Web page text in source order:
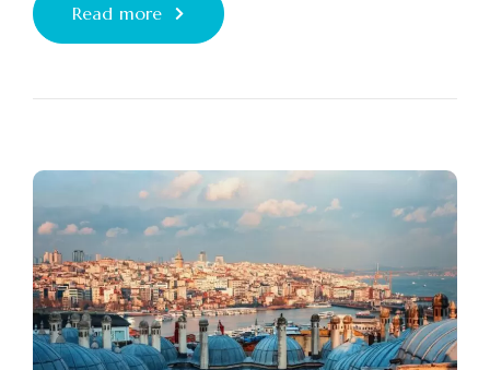
Read more